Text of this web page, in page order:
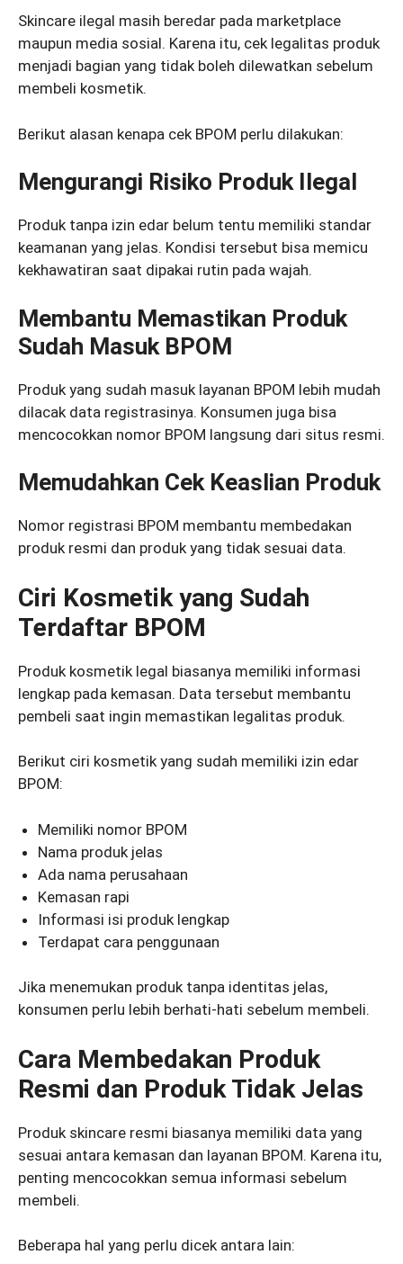
Skincare ilegal masih beredar pada marketplace
maupun media sosial. Karena itu, cek legalitas produk
menjadi bagian yang tidak boleh dilewatkan sebelum
membeli kosmetik.
Berikut alasan kenapa cek BPOM perlu dilakukan:
Mengurangi Risiko Produk Ilegal
Produk tanpa izin edar belum tentu memiliki standar
keamanan yang jelas. Kondisi tersebut bisa memicu
kekhawatiran saat dipakai rutin pada wajah.
Membantu Memastikan Produk
Sudah Masuk BPOM
Produk yang sudah masuk layanan BPOM lebih mudah
dilacak data registrasinya. Konsumen juga bisa
mencocokkan nomor BPOM langsung dari situs resmi.
Memudahkan Cek Keaslian Produk
Nomor registrasi BPOM membantu membedakan
produk resmi dan produk yang tidak sesuai data.
Ciri Kosmetik yang Sudah
Terdaftar BPOM
Produk kosmetik legal biasanya memiliki informasi
lengkap pada kemasan. Data tersebut membantu
pembeli saat ingin memastikan legalitas produk.
Berikut ciri kosmetik yang sudah memiliki izin edar
BPOM:
Memiliki nomor BPOM
Nama produk jelas
Ada nama perusahaan
Kemasan rapi
Informasi isi produk lengkap
Terdapat cara penggunaan
Jika menemukan produk tanpa identitas jelas,
konsumen perlu lebih berhati-hati sebelum membeli.
Cara Membedakan Produk
Resmi dan Produk Tidak Jelas
Produk skincare resmi biasanya memiliki data yang
sesuai antara kemasan dan layanan BPOM. Karena itu,
penting mencocokkan semua informasi sebelum
membeli.
Beberapa hal yang perlu dicek antara lain: